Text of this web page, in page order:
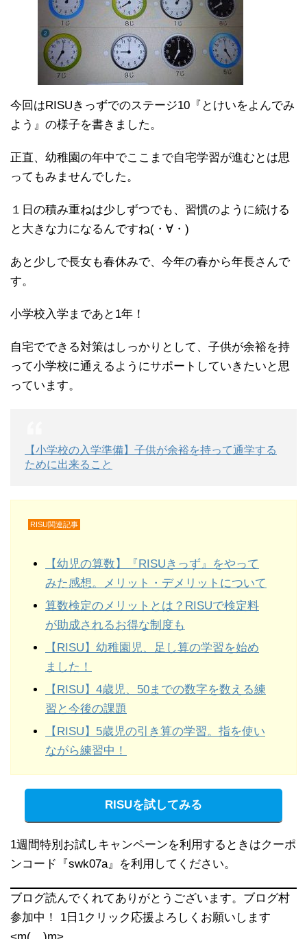
今回はRISUきっずでのステージ10『とけいをよんでみ
よう』の様子を書きました。
正直、幼稚園の年中でここまで自宅学習が進むとは思
ってもみませんでした。
１日の積み重ねは少しずつでも、習慣のように続ける
と大きな力になるんですね(・∀・)
あと少しで長女も春休みで、今年の春から年長さんで
す。
小学校入学まであと1年！
自宅でできる対策はしっかりとして、子供が余裕を持
って小学校に通えるようにサポートしていきたいと思
っています。
【小学校の入学準備】子供が余裕を持って通学する
ために出来ること
RISU関連記事
【幼児の算数】『RISUきっず』をやって
みた感想。メリット・デメリットについて
算数検定のメリットとは？RISUで検定料
が助成されるお得な制度も
【RISU】幼稚園児、足し算の学習を始め
ました！
【RISU】4歳児、50までの数字を数える練
習と今後の課題
【RISU】5歳児の引き算の学習。指を使い
ながら練習中！
RISUを試してみる
1週間特別お試しキャンペーンを利用するときはクーポ
ンコード『swk07a』を利用してください。
ブログ読んでくれてありがとうございます。ブログ村
参加中！ 1日1クリック応援よろしくお願いします